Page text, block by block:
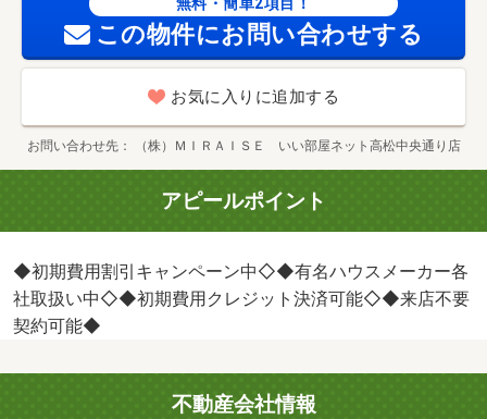
この物件にお問い合わせする
お気に入りに追加する
お問い合わせ先 （株）ＭＩＲＡＩＳＥ いい部屋ネット高松中央通り店
アピールポイント
◆初期費用割引キャンペーン中◇◆有名ハウスメーカー各
社取扱い中◇◆初期費用クレジット決済可能◇◆来店不要
契約可能◆
不動産会社情報